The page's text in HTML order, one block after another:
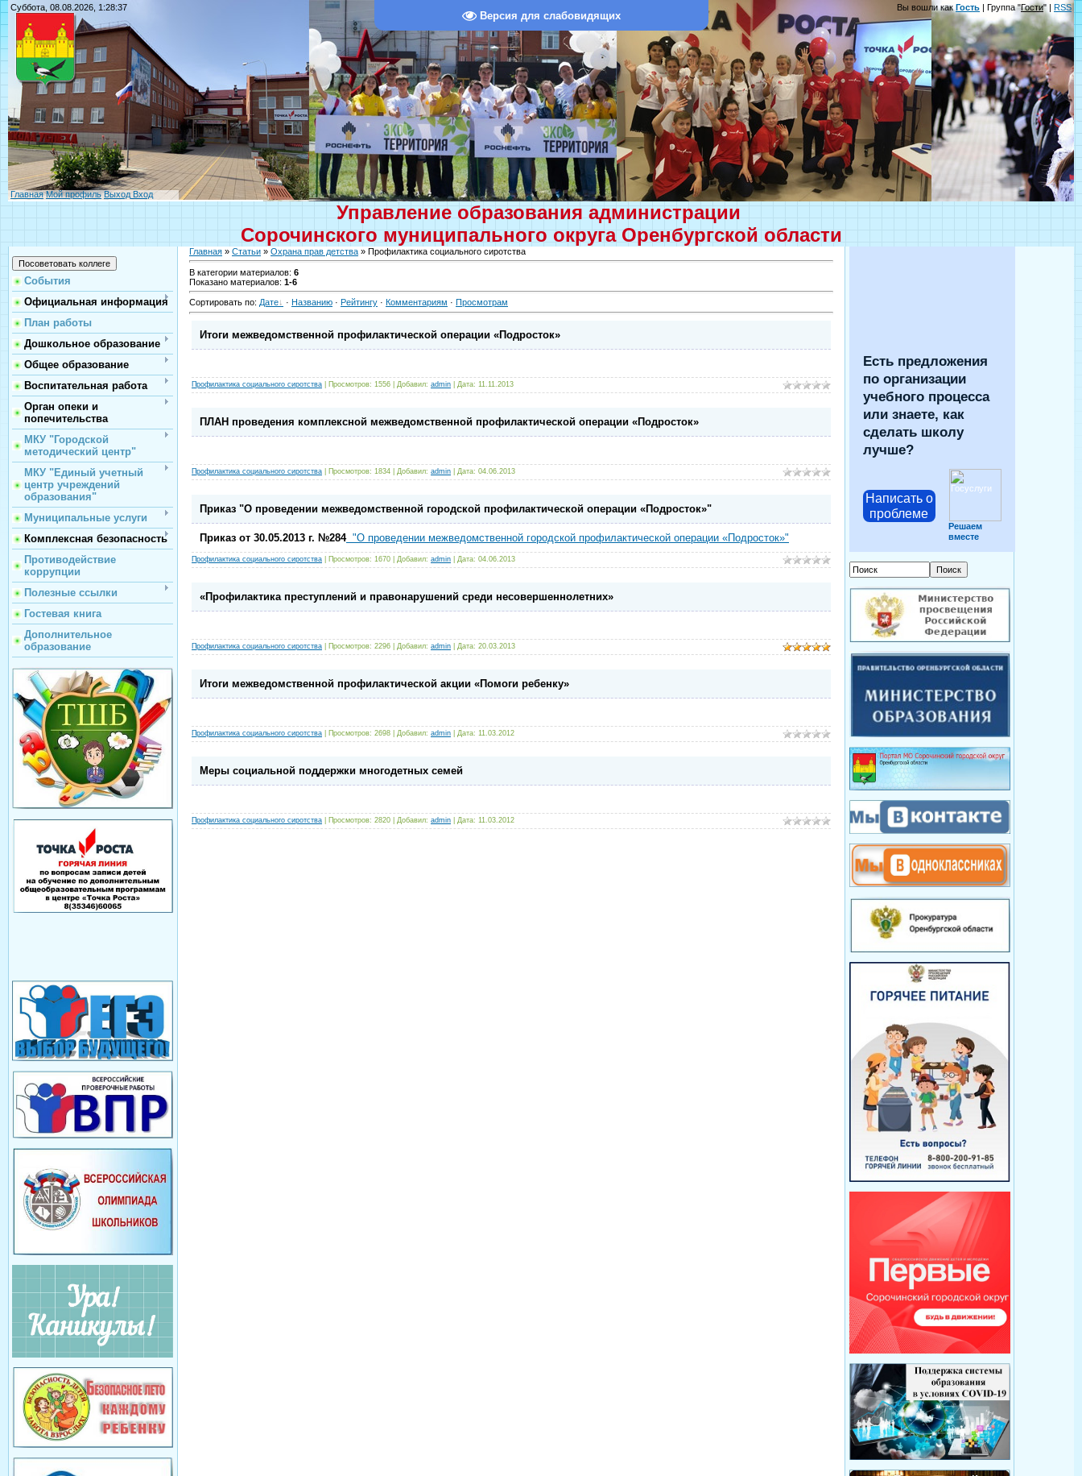
Версия для слабовидящих
Суббота, 08.08.2026, 1:28:37 Вы вошли какГость | Группа "Гости" | RSS
Главная Мой профиль Выход Вход
Управление образования администрации
Сорочинского муниципального округа Оренбургской области
События
Официальная информация
План работы
Дошкольное образование
Общее образование
Воспитательная работа
Орган опеки и
попечительства
МКУ "Городской
методический центр"
МКУ "Единый учетный
центр учреждений
образования"
Муниципальные услуги
Комплексная безопасность
Противодействие
коррупции
Полезные ссылки
Гостевая книга
Дополнительное
образование
Главная » Статьи » Охрана прав детства » Профилактика социального сиротства
В категории материалов: 6
Показано материалов: 1-6
Сортировать по: Дате · Названию · Рейтингу · Комментариям · Просмотрам
Итоги межведомственной профилактической операции «Подросток»
Профилактика социального сиротства | Просмотров: 1556 | Добавил: admin | Дата: 11.11.2013
ПЛАН проведения комплексной межведомственной профилактической операции «Подросток»
Профилактика социального сиротства | Просмотров: 1834 | Добавил: admin | Дата: 04.06.2013
Приказ "О проведении межведомственной городской профилактической операции «Подросток»"
Приказ от 30.05.2013 г. №284"О проведении межведомственной городской профилактической операции «Подросток»"
Профилактика социального сиротства | Просмотров: 1670 | Добавил: admin | Дата: 04.06.2013
«Профилактика преступлений и правонарушений среди несовершеннолетних»
Профилактика социального сиротства | Просмотров: 2296 | Добавил: admin | Дата: 20.03.2013
Итоги межведомственной профилактической акции «Помоги ребенку»
Профилактика социального сиротства | Просмотров: 2698 | Добавил: admin | Дата: 11.03.2012
Меры социальной поддержки многодетных семей
Профилактика социального сиротства | Просмотров: 2820 | Добавил: admin | Дата: 11.03.2012
Есть предложения
по организации
учебного процесса
или знаете, как
сделать школу
лучше?
Написать о
проблеме
Решаем
вместе